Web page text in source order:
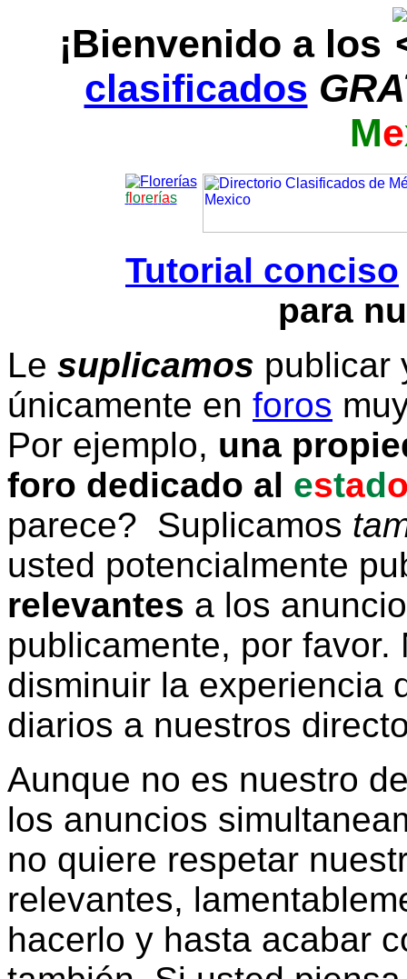
¡Bienvenido a los
clasificados
Me
florerías
Tutorial conciso
para
Le suplicamos publicar
únicamente en foros
Por ejemplo, una
foro dedicado al estad
parece? Suplicamos
usted potencialmente
relevantes a los
publicamente, por
disminuir la experiencia
diarios a nuestros
Aunque no es nuestro
los anuncios
no quiere respetar
relevantes,
hacerlo y hasta acabar